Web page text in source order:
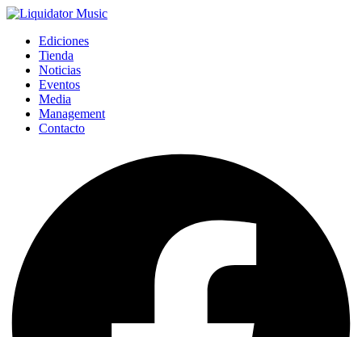
Ediciones
Tienda
Noticias
Eventos
Media
Management
Contacto